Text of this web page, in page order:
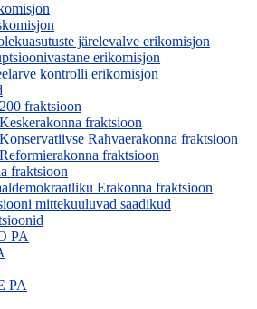
järelevalve erikomisjon
erikomisjon
kontrolli erikomisjon
fraktsioon
fraktsioon
Rahvaerakonna fraktsioon
fraktsioon
fraktsioon
Erakonna fraktsioon
mittekuuluvad saadikud
PA
PA